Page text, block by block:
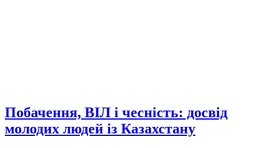
Побачення, ВІЛ і чесність: досвід
молодих людей із Казахстану